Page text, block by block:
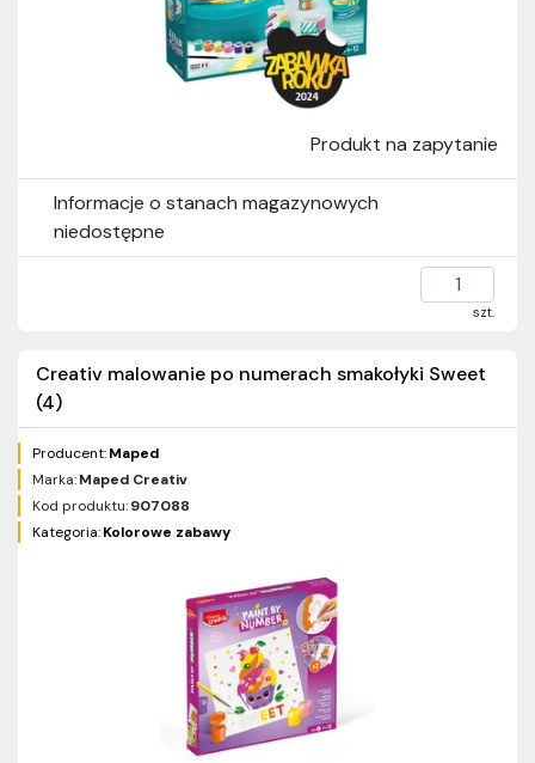
Produkt na zapytanie
Informacje o stanach magazynowych
niedostępne
szt.
Creativ malowanie po numerach smakołyki Sweet
(4)
Producent:Maped
Marka:Maped Creativ
Kod produktu:907088
Kategoria:Kolorowe zabawy